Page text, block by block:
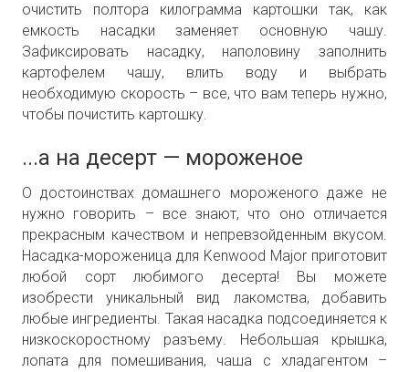
очистить полтора килограмма картошки так, как
емкость насадки заменяет основную чашу.
Зафиксировать насадку, наполовину заполнить
картофелем чашу, влить воду и выбрать
необходимую скорость – все, что вам теперь нужно,
чтобы почистить картошку.
...а на десерт — мороженое
О достоинствах домашнего мороженого даже не
нужно говорить – все знают, что оно отличается
прекрасным качеством и непревзойденным вкусом.
Насадка-мороженица для Kenwood Major приготовит
любой сорт любимого десерта! Вы можете
изобрести уникальный вид лакомства, добавить
любые ингредиенты. Такая насадка подсоединяется к
низкоскоростному разъему. Небольшая крышка,
лопата для помешивания, чаша с хладагентом –